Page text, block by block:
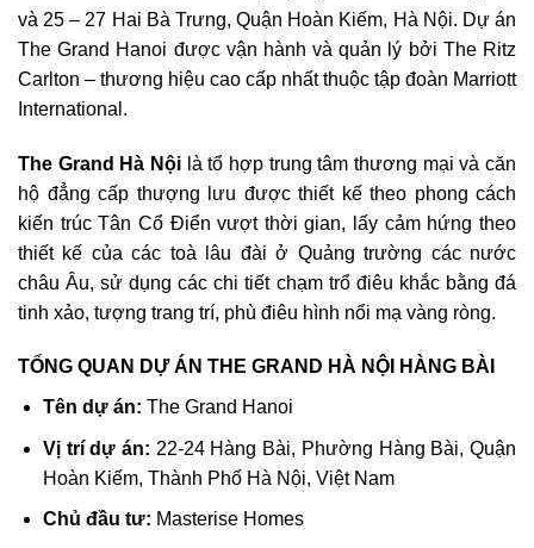
và 25 – 27 Hai Bà Trưng, Quận Hoàn Kiếm, Hà Nội. Dự án
The Grand Hanoi được vận hành và quản lý bởi The Ritz
Carlton – thương hiệu cao cấp nhất thuộc tập đoàn Marriott
International.
The Grand Hà Nội là tổ hợp trung tâm thương mại và căn
hộ đẳng cấp thượng lưu được thiết kế theo phong cách
kiến trúc Tân Cổ Điển vượt thời gian, lấy cảm hứng theo
thiết kế của các toà lâu đài ở Quảng trường các nước
châu Âu, sử dụng các chi tiết chạm trổ điêu khắc bằng đá
tinh xảo, tượng trang trí, phù điêu hình nổi mạ vàng ròng.
TỔNG QUAN DỰ ÁN THE GRAND HÀ NỘI HÀNG BÀI
Tên dự án: The Grand Hanoi
Vị trí dự án: 22-24 Hàng Bài, Phường Hàng Bài, Quận
Hoàn Kiếm, Thành Phố Hà Nội, Việt Nam
Chủ đầu tư: Masterise Homes